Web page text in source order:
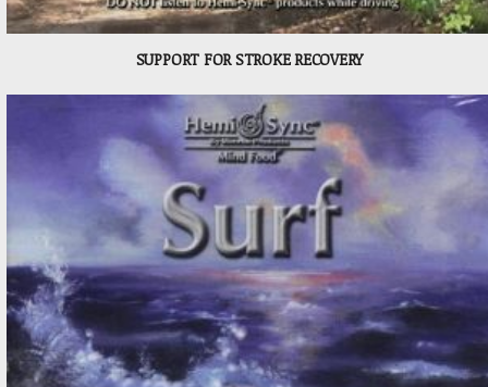
SUPPORT FOR STROKE RECOVERY